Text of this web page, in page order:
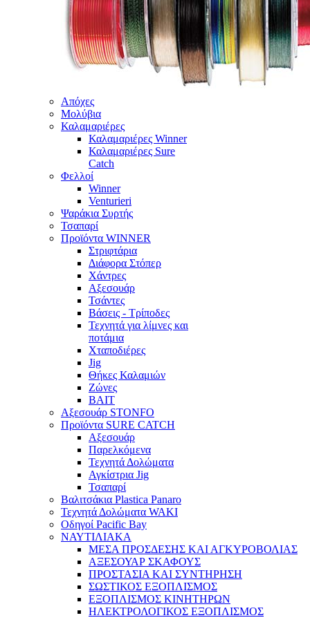
Απόχες
Μολύβια
Καλαμαριέρες
Καλαμαριέρες Winner
Καλαμαριέρες Sure
Catch
Φελλοί
Winner
Venturieri
Ψαράκια Συρτής
Τσαπαρί
Προϊόντα WINNER
Στριφτάρια
Διάφορα Στόπερ
Χάντρες
Αξεσουάρ
Τσάντες
Βάσεις - Τρίποδες
Τεχνητά για λίμνες και
ποτάμια
Χταποδιέρες
Jig
Θήκες Καλαμιών
Ζώνες
BAIT
Αξεσουάρ STONFO
Προϊόντα SURE CATCH
Αξεσουάρ
Παρελκόμενα
Τεχνητά Δολώματα
Αγκίστρια Jig
Τσαπαρί
Βαλιτσάκια Plastica Panaro
Τεχνητά Δολώματα WAKI
Οδηγοί Pacific Bay
ΝΑΥΤΙΛΙΑΚΑ
ΜΕΣΑ ΠΡΟΣΔΕΣΗΣ ΚΑΙ ΑΓΚΥΡΟΒΟΛΙΑΣ
ΑΞΕΣΟΥΑΡ ΣΚΑΦΟΥΣ
ΠΡΟΣΤΑΣΙΑ ΚΑΙ ΣΥΝΤΗΡΗΣΗ
ΣΩΣΤΙΚΟΣ ΕΞΟΠΛΙΣΜΟΣ
ΕΞΟΠΛΙΣΜΟΣ ΚΙΝΗΤΗΡΩΝ
ΗΛΕΚΤΡΟΛΟΓΙΚΟΣ ΕΞΟΠΛΙΣΜΟΣ